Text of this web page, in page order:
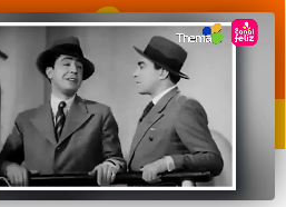
DEPORTES CULTURA